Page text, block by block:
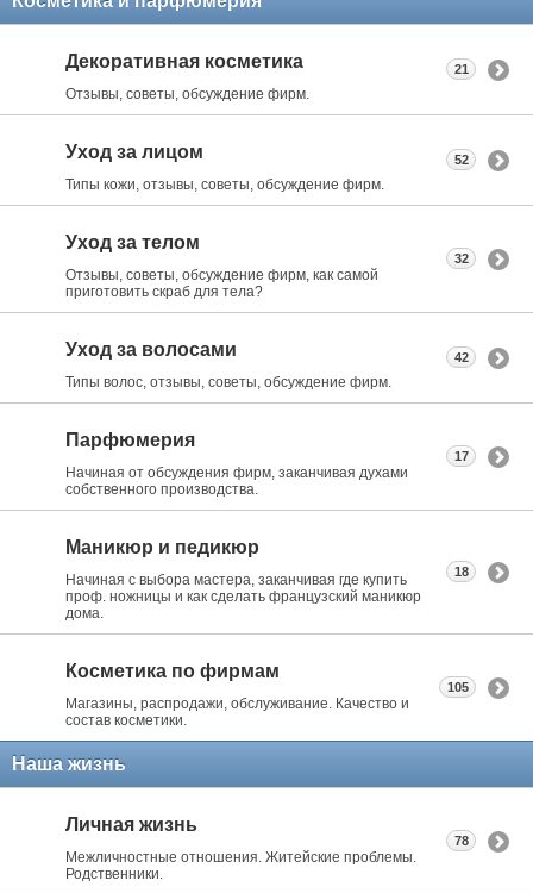
Декоративная косметика
Отзывы, советы, обсуждение фирм.
21
Уход за лицом
Типы кожи, отзывы, советы, обсуждение фирм.
52
Уход за телом
Отзывы, советы, обсуждение фирм, как самой
приготовить скраб для тела?
32
Уход за волосами
Типы волос, отзывы, советы, обсуждение фирм.
42
Парфюмерия
Начиная от обсуждения фирм, заканчивая духами
собственного производства.
17
Маникюр и педикюр
Начиная с выбора мастера, заканчивая где купить
проф. ножницы и как сделать французский маникюр
дома.
18
Косметика по фирмам
Магазины, распродажи, обслуживание. Качество и
состав косметики.
105
Наша жизнь
Личная жизнь
Межличностные отношения. Житейские проблемы.
Родственники.
78